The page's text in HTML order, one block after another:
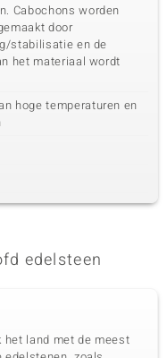
Cabochons worden
door
stabilisatie en de
het materiaal wordt
hoge temperaturen en
edelsteen
land met de meest